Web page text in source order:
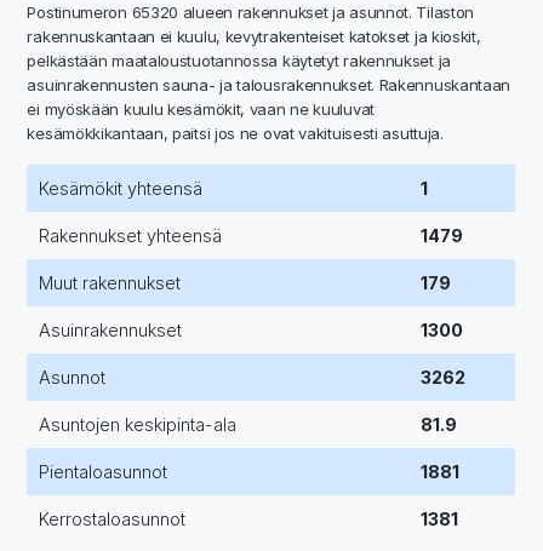
Postinumeron 65320 alueen rakennukset ja asunnot. Tilaston
rakennuskantaan ei kuulu, kevytrakenteiset katokset ja kioskit,
pelkästään maataloustuotannossa käytetyt rakennukset ja
asuinrakennusten sauna- ja talousrakennukset. Rakennuskantaan
ei myöskään kuulu kesämökit, vaan ne kuuluvat
kesämökkikantaan, paitsi jos ne ovat vakituisesti asuttuja.
Kesämökit yhteensä 1
Rakennukset yhteensä 1479
Muut rakennukset 179
Asuinrakennukset 1300
Asunnot 3262
Asuntojen keskipinta-ala 81.9
Pientaloasunnot 1881
Kerrostaloasunnot 1381